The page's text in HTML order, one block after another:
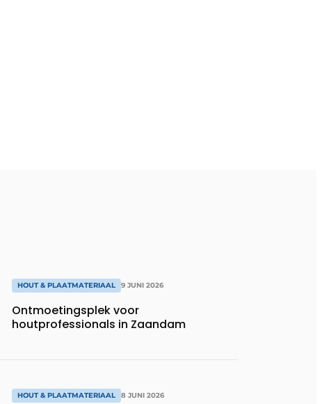
HOUT & PLAATMATERIAAL 9 JUNI 2026
Ontmoetingsplek voor
houtprofessionals in Zaandam
HOUT & PLAATMATERIAAL 8 JUNI 2026